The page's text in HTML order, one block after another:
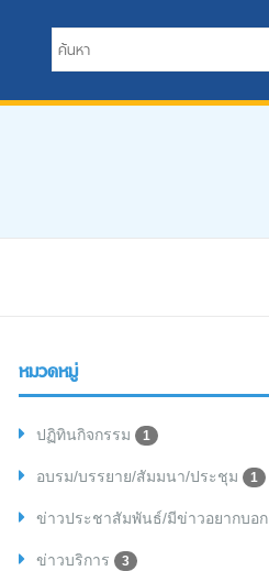
หมวดหมู่
ปฏิทินกิจกรรม 1
อบรม/บรรยาย/สัมมนา/ประชุม 1
ข่าวประชาสัมพันธ์/มีข่าวอยากบอก
ข่าวบริการ 3